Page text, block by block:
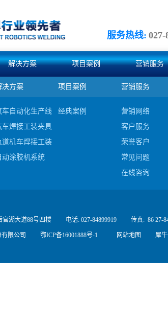
服务热线: 027-
解决方案 项目案例 营销服务
决方案
车自动化生产线集成
车焊接工装夹具及检具
道机车焊接工装及夹具
动涂胶机系统
项目案例
经典案例
营销服务
营销网络
客户服务
荣誉客户
常见问题
在线咨询
限公司 鄂ICP备16001888号-1 网站地图 犀
官湖大道88号四楼 电话: 027-84899919 传真: 86 27-